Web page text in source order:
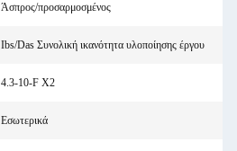
Άσπρος/προσαρμοσμένος
Ibs/Das Συνολική ικανότητα υλοποίησης έργου
4.3-10-F X2
Εσωτερικά